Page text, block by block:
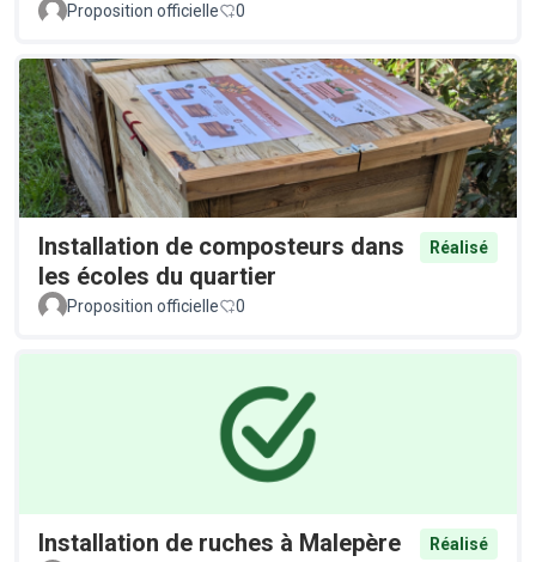
Proposition officielle
0
Installation de composteurs dans
les écoles du quartier
Réalisé
Proposition officielle 0
Installation de ruches à Malepère
Réalisé